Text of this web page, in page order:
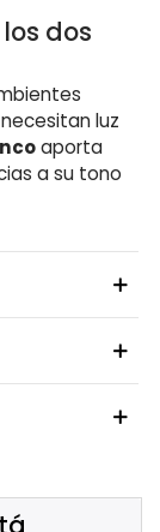
dos
luz
aporta
a su tono